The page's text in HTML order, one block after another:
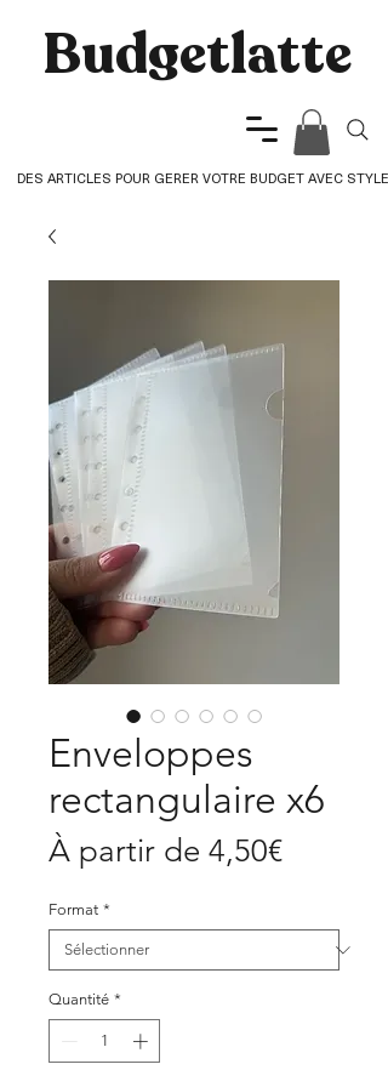
Budgetlatte​
DES ARTICLES POUR GERER VOTRE BUDGET AVEC STYLE
Enveloppes
rectangulaire x6
À partir de 4,50€Prix
Format *
Quantité *